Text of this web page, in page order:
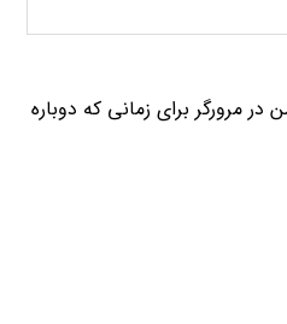
مرورگر برای زمانی که دوباره